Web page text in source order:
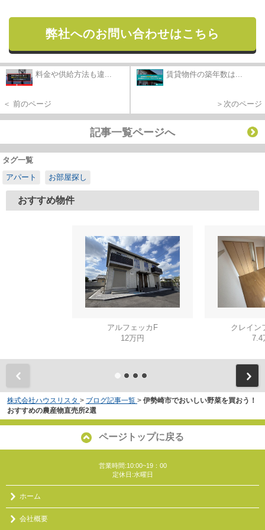
弊社へのお問い合わせはこちら
料金や供給方法も違...
＜ 前のページ
賃貸物件の築年数は...
＞次のページ
記事一覧ページへ
タグ一覧
アパート
お部屋探し
おすすめ物件
アルフェッカF
12万円
クレイン
7.4
株式会社ハウスリスタ > ブログ記事一覧 > 伊勢崎市でおいしい野菜を買おう！
おすすめの農産物直売所2選
ページトップに戻る
営業時間:10:00~19：00
定休日:水曜日
ホーム
会社概要